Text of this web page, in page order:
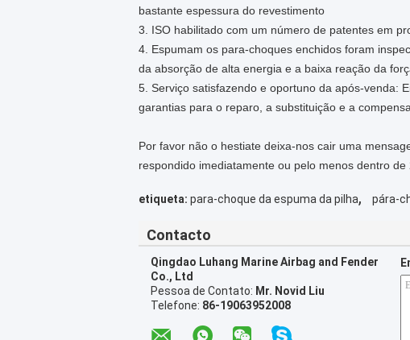
bastante espessura do revestimento
3. ISO habilitado com um número de patentes em
4. Espumam os para-choques enchidos foram
da absorção de alta energia e a baixa reação da
5. Serviço satisfazendo e oportuno da após-venda:
garantias para o reparo, a substituição e a
Por favor não o hestiate deixa-nos cair uma
respondido imediatamente ou pelo menos dentro de
etiqueta: para-choque da espuma da pilha, pára-
Contacto
Qingdao Luhang Marine Airbag and Fender
Co., Ltd
Pessoa de Contato: Mr. Novid Liu
Telefone: 86-19063952008